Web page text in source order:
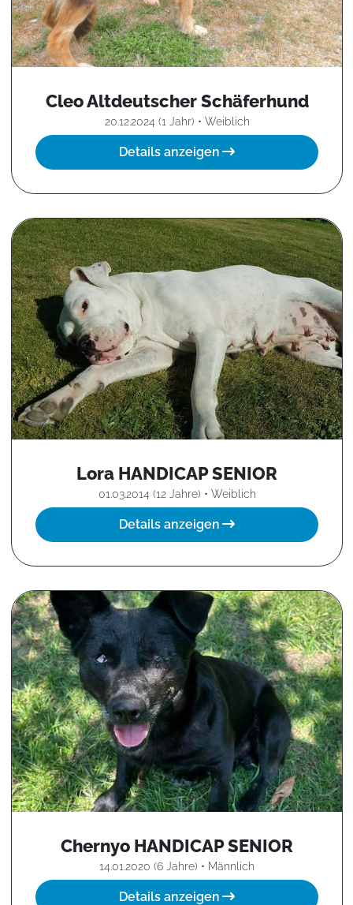
Cleo Altdeutscher Schäferhund
20.12.2024 (1 Jahr) • Weiblich
Details anzeigen
Lora HANDICAP SENIOR
01.03.2014 (12 Jahre) • Weiblich
Details anzeigen
Chernyo HANDICAP SENIOR
14.01.2020 (6 Jahre) • Männlich
Details anzeigen